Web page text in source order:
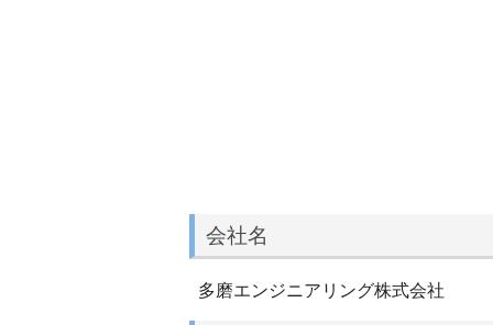
会社名
多磨エンジニアリング株式会社